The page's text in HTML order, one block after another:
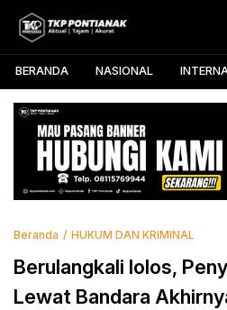
TKP Pontianak
Aktual, Tajam, dan Akurat
BERANDA NASIONAL
Beranda HUKUM DAN KRIMINAL
Berulangkali lolos,
Lewat Bandara